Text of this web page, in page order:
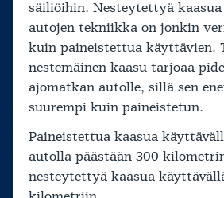
säiliöihin. Nesteytettyä
autojen tekniikka on jonkin
kuin paineistettua käyttävien.
nestemäinen kaasu tarjoaa
ajomatkan autolle, sillä sen
suurempi kuin paineistetun.
Paineistettua kaasua
autolla päästään 300
nesteytettyä kaasua